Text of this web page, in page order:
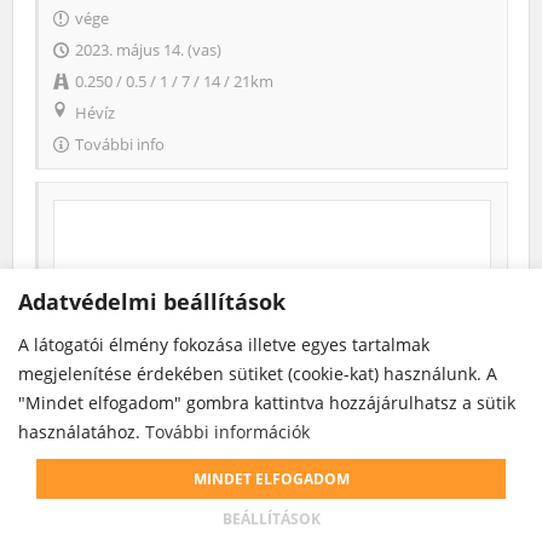
vége
2023. május 14. (vas)
0.250 / 0.5 / 1 / 7 / 14 / 21km
Hévíz
További info
„19 év – 19 km” – EU-s futás Budapesten, az Európa-napon
(2023-05-07)
Adatvédelmi beállítások
A látogatói élmény fokozása illetve egyes tartalmak
megjelenítése érdekében sütiket (cookie-kat) használunk. A
"Mindet elfogadom" gombra kattintva hozzájárulhatsz a sütik
használatához. További információk
BEÁLLÍTÁSOK
MINDET ELFOGADOM